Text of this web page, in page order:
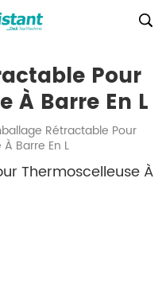
Pour
À Barre En L
Rétractable Pour
Barre En L
Thermoscelleuse À